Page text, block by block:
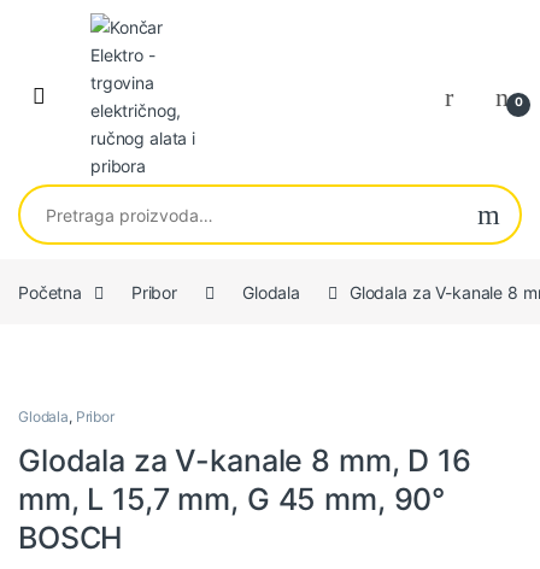
Skip to navigation
Skip to content
0
Pretraga za:
Početna Pribor Glodala Glodala za V-kanale 8
Glodala, Pribor
Glodala za V-kanale 8 mm, D 16
mm, L 15,7 mm, G 45 mm, 90°
BOSCH